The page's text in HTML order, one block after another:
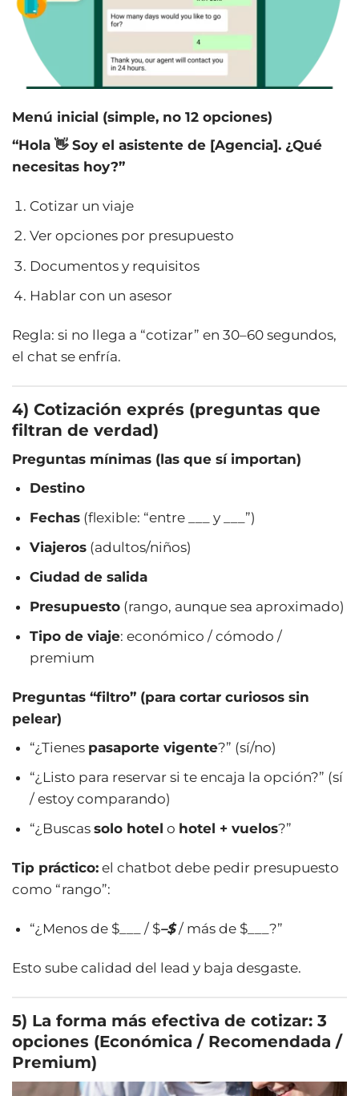
Menú inicial (simple, no 12 opciones)
“Hola 👋 Soy el asistente de [Agencia]. ¿Qué
necesitas hoy?”
Cotizar un viaje
Ver opciones por presupuesto
Documentos y requisitos
Hablar con un asesor
Regla: si no llega a “cotizar” en 30–60 segundos,
el chat se enfría.
4) Cotización exprés (preguntas que
filtran de verdad)
Preguntas mínimas (las que sí importan)
Destino
Fechas (flexible: “entre ___ y ___”)
Viajeros (adultos/niños)
Ciudad de salida
Presupuesto (rango, aunque sea aproximado)
Tipo de viaje: económico / cómodo /
premium
Preguntas “filtro” (para cortar curiosos sin
pelear)
“¿Tienes pasaporte vigente?” (sí/no)
“¿Listo para reservar si te encaja la opción?” (sí
/ estoy comparando)
“¿Buscassolo hotel o hotel + vuelos?”
Tip práctico: el chatbot debe pedir presupuesto
como “rango”:
“¿Menos de $___ / $–$/ más de $___?”
Esto sube calidad del lead y baja desgaste.
5) La forma más efectiva de cotizar: 3
opciones (Económica / Recomendada /
Premium)